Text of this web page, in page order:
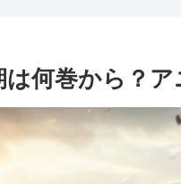
何巻から？ア